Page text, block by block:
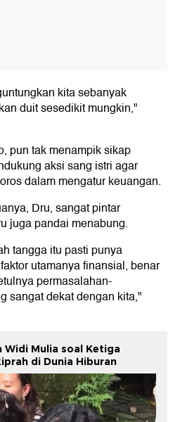
kita sebanyak
duit sesedikit mungkin,"
pun tak menampik sikap
aksi sang istri agar
dalam mengatur keuangan.
Dru, sangat pintar
juga pandai menabung.
tangga itu pasti punya
utamanya finansial, benar
permasalahan-
sangat dekat dengan kita,"
Widi Mulia soal Ketiga
di Dunia Hiburan